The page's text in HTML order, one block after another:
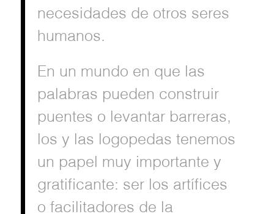
necesidades de otros seres
humanos.
En un mundo en que las
palabras pueden construir
puentes o levantar barreras,
los y las logopedas tenemos
un papel muy importante y
gratificante: ser los artífices
o facilitadores de la